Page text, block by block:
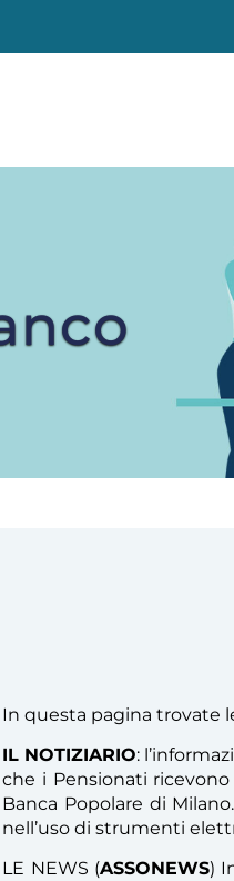
In questa pagina trovate
IL NOTIZIARIO:
che i Pensionati
Banca Popolare di
nell’uso di strumenti
LE NEWS (ASSONEWS)